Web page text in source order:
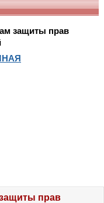
защиты прав
прав